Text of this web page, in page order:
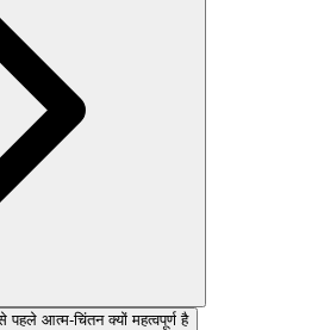
आत्म-चिंतन क्यों महत्वपूर्ण है